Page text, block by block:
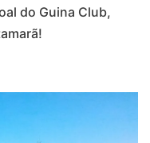
do Guina Club,